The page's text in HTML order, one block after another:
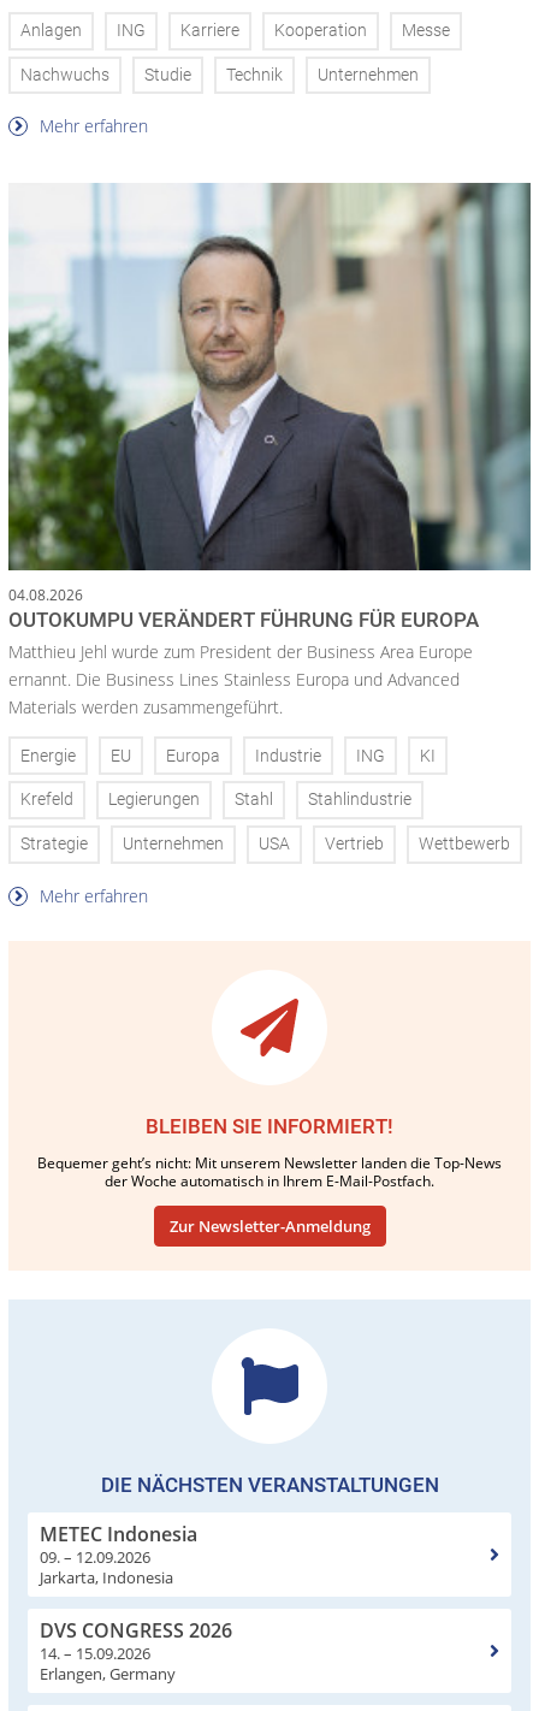
Anlagen ING Karriere Kooperation Messe
Nachwuchs Studie Technik Unternehmen
Mehr erfahren
04.08.2026
OUTOKUMPU VERÄNDERT FÜHRUNG FÜR EUROPA
Matthieu Jehl wurde zum President der Business Area Europe
ernannt. Die Business Lines Stainless Europa und Advanced
Materials werden zusammengeführt.
Energie EU Europa Industrie ING KI
Krefeld Legierungen Stahl Stahlindustrie
Strategie Unternehmen USA Vertrieb Wettbewerb
Mehr erfahren
BLEIBEN SIE INFORMIERT!
Bequemer geht’s nicht: Mit unserem Newsletter landen die Top-News
der Woche automatisch in Ihrem E-Mail-Postfach.
Zur Newsletter-Anmeldung
DIE NÄCHSTEN VERANSTALTUNGEN
METEC Indonesia
09. – 12.09.2026
Jarkarta, Indonesia
DVS CONGRESS 2026
14. – 15.09.2026
Erlangen, Germany